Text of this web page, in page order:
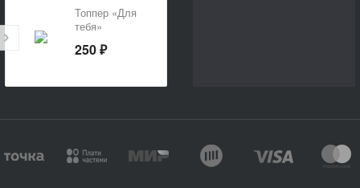
Топпер «Для
тебя»
250 ₽